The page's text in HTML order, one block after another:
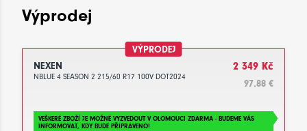
Výprodej
VÝPRODEJ
NEXEN
NBLUE 4 SEASON 2 215/60 R17 100V DOT2024
2 349 Kč
97.88 €
VEŠKERÉ ZBOŽÍ JE MOŽNÉ VYZVEDOUT V OLOMOUCI ZDARMA - BUDEME VÁS
INFORMOVAT, KDY BUDE PŘIPRAVENO!